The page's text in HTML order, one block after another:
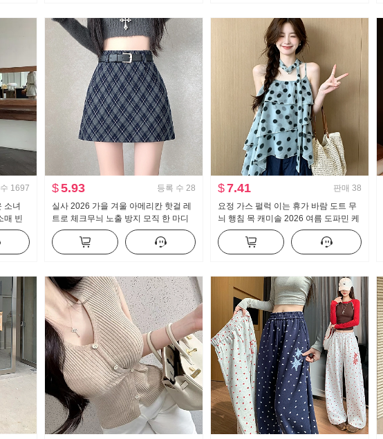
1697
소녀
매 빈
$5.93 등록 수 28
실사 2026 가을 겨울 아메리칸 핫걸 레
트로 체크무늬 노출 방지 모직 한 마디
반신 스커트 미니 스커트 벨트 포함
$7.41 판매 38
요정 가스 펄럭 이는 휴가 바람 도트 무
늬 행침 목 캐미솔 2026 여름 도파민 케
이크 퍼프 인형 셔츠 맨위